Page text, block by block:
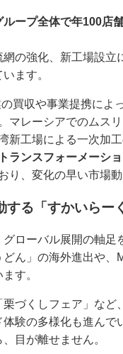
ループ全体で年100店
の強化、新工場設立
ます。
買収や事業提携によ
マレーシアでのムス
新工場による一次加
ランスフォーメーショ
り、変化の早い市場
する「すかいらー
ローバル展開の軸
ん」の海外進出や
す。
づくしフェア」な
験の多様化も進ん
目が離せません。